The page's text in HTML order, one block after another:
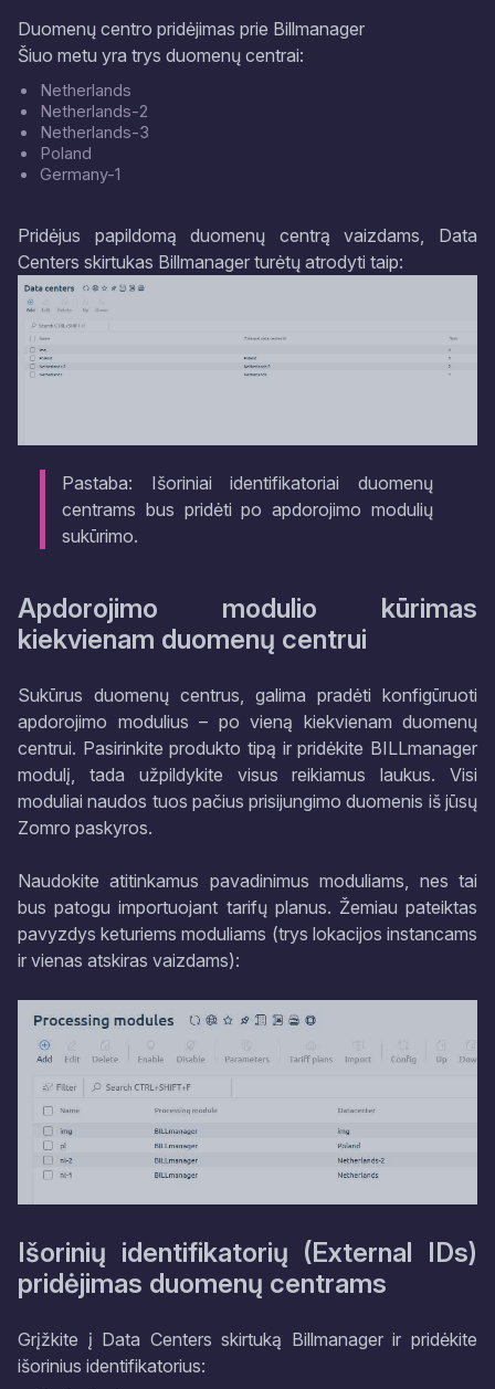
Duomenų centro pridėjimas prie Billmanager
Šiuo metu yra trys duomenų centrai:
Netherlands
Netherlands-2
Netherlands-3
Poland
Germany-1
Pridėjus papildomą duomenų centrą vaizdams, Data
Centers skirtukas Billmanager turėtų atrodyti taip:
Pastaba: Išoriniai identifikatoriai duomenų
centrams bus pridėti po apdorojimo modulių
sukūrimo.
Apdorojimo modulio kūrimas
kiekvienam duomenų centrui
Sukūrus duomenų centrus, galima pradėti konfigūruoti
apdorojimo modulius – po vieną kiekvienam duomenų
centrui. Pasirinkite produkto tipą ir pridėkite BILLmanager
modulį, tada užpildykite visus reikiamus laukus. Visi
moduliai naudos tuos pačius prisijungimo duomenis iš jūsų
Zomro paskyros.
Naudokite atitinkamus pavadinimus moduliams, nes tai
bus patogu importuojant tarifų planus. Žemiau pateiktas
pavyzdys keturiems moduliams (trys lokacijos instancams
ir vienas atskiras vaizdams):
Išorinių identifikatorių (External IDs)
pridėjimas duomenų centrams
Grįžkite į Data Centers skirtuką Billmanager ir pridėkite
išorinius identifikatorius: